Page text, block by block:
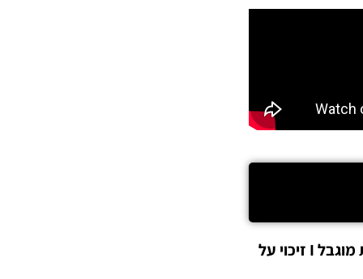
בסיום ההרשמה יישל אליכן-ם למייל קישור למפגש הוובינר I מספר ההרשמות מוגבל I זיכוי על